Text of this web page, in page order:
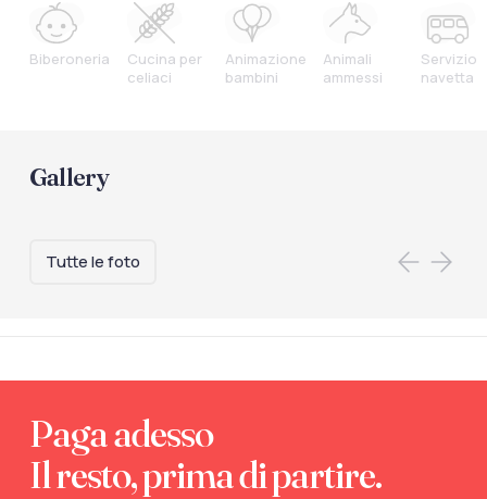
Biberoneria
Cucina per
celiaci
Animazione
bambini
Animali
ammessi
Servizio
navetta
Gallery
Tutte le foto
Paga adesso
Il resto, prima di partire.